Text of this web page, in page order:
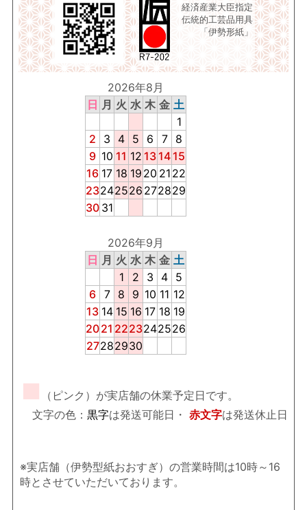
経済産業大臣指定
伝統的工芸品用具
「伊勢形紙」
2026年8月
日 月 火 水 木 金 土
1
2
3 4 5 6 7
8
9 10 11 12 13 14 15
16 17 18 19 20 21 22
23242526 272829
30 31
2026年9月
日 月 火 水 木 金 土
1
2 3 4 5
6 7 8 9 10 11 12
13 14 15 16 17 18 19
2021 2223242526
27282930
■
（ピンク）が実店舗の休業予定日です。
文字の色： 黒字は発送可能日・ 赤文字は発送休止日
※実店舗（伊勢型紙おおすぎ）の営業時間は10時～16
時とさせていただいております。